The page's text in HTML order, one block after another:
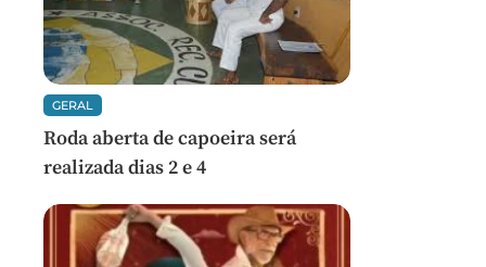
GERAL
Roda aberta de capoeira será
realizada dias 2 e 4